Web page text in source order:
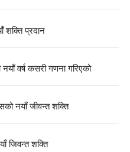
शक्ति प्रदान
वर्ष कसरी गणना गरिएको
नयाँ जीवन्त शक्ति
जिवन्त शक्ति